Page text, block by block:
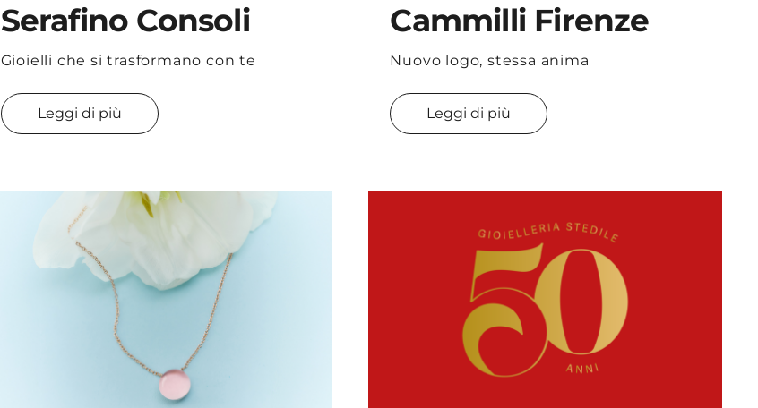
Serafino Consoli
Gioielli che si trasformano con te
Leggi di più
Cammilli Firenze
Nuovo logo, stessa anima
Leggi di più